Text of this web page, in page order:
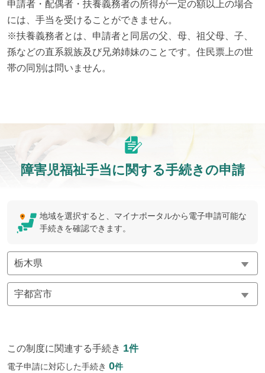
申請者・配偶者・扶養義務者の所得が一定の額以上の場合
には、手当を受けることができません。
※扶養義務者とは、申請者と同居の父、母、祖父母、子、
孫などの直系親族及び兄弟姉妹のことです。住民票上の世
帯の同別は問いません。
障害児福祉手当に関する手続きの申請
地域を選択すると、マイナポータルから電子申請可能な
手続きを確認できます。
この制度に関連する手続き 1件
電子申請に対応した手続き 0件